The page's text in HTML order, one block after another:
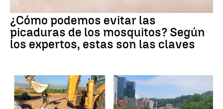
¿Cómo podemos evitar las
picaduras de los mosquitos? Según
los expertos, estas son las claves